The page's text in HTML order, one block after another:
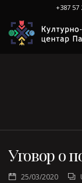
+387
Уговор о
25/03/2020